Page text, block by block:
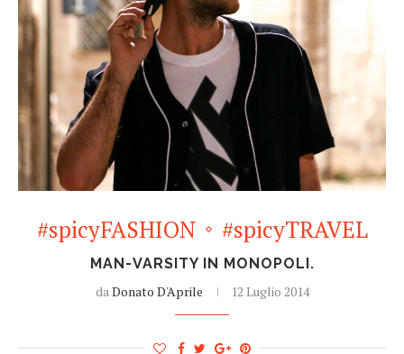
#spicyFASHION #spicyTRAVEL
MAN-VARSITY IN MONOPOLI.
daDonato D'Aprile 12 Luglio 2014